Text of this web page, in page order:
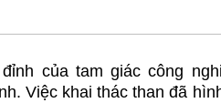
của tam giác công
Việc khai thác than đã